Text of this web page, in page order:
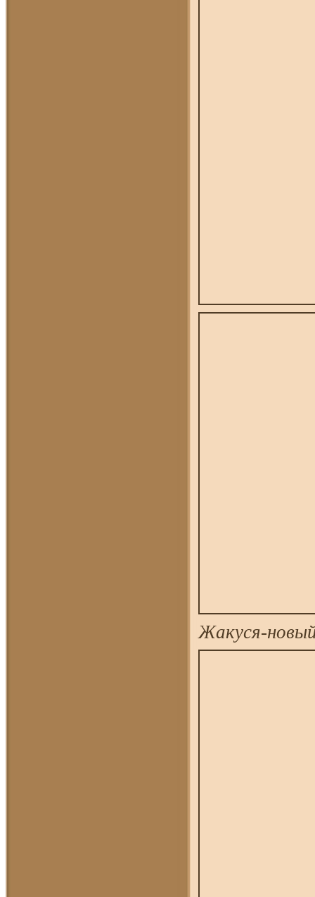
Жакуся-